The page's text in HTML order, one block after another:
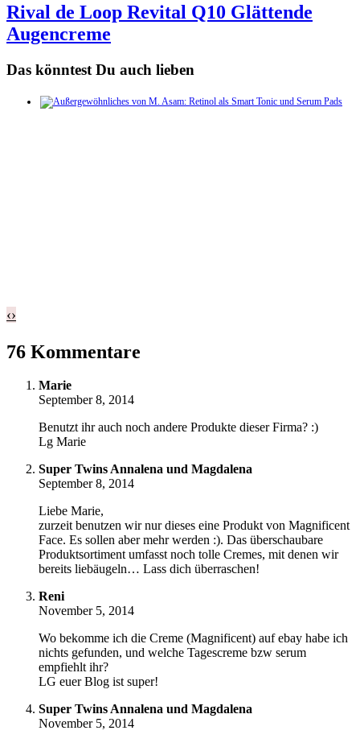
Rival de Loop Revital Q10 Glättende
Augencreme
Das könntest Du auch lieben
‹›
76 Kommentare
Marie
September 8, 2014
Benutzt ihr auch noch andere Produkte dieser Firma? :)
Lg Marie
Super Twins Annalena und Magdalena
September 8, 2014
Liebe Marie,
zurzeit benutzen wir nur dieses eine Produkt von Magnificent
Face. Es sollen aber mehr werden :). Das überschaubare
Produktsortiment umfasst noch tolle Cremes, mit denen wir
bereits liebäugeln… Lass dich überraschen!
Reni
November 5, 2014
Wo bekomme ich die Creme (Magnificent) auf ebay habe ich
nichts gefunden, und welche Tagescreme bzw serum
empfiehlt ihr?
LG euer Blog ist super!
Super Twins Annalena und Magdalena
November 5, 2014